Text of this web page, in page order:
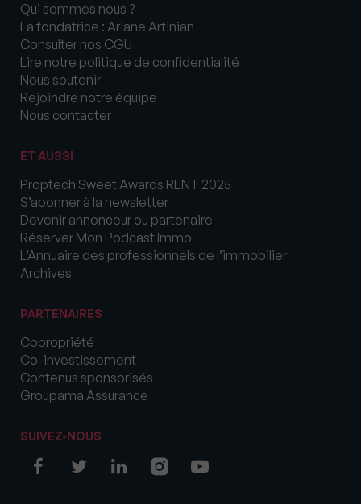
Qui sommes nous ?
La fondatrice : Ariane Artinian
Consulter nos CGU
Lire notre politique de confidentialité
Nous soutenir
Rejoindre notre équipe
Nous contacter
ET AUSSI
Proptech Sweet Awards RENT 2025
S’abonner à la newsletter
Devenir annonceur ou partenaire
Réserver Mon Podcast Immo
L’Annuaire des professionnels de l’immobilier
Archives
PARTENAIRES
Copropriété
Co-investissement
Contenus sponsorisés
Groupama Assurance
SUIVEZ-NOUS